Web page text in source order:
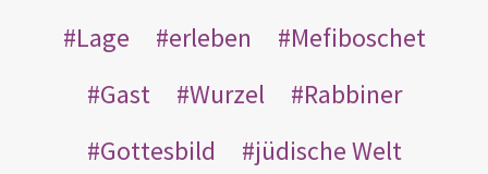
Lage
erleben
Mefiboschet
Gast
Wurzel
Rabbiner
Gottesbild
jüdische Welt